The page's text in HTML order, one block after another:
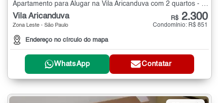
Apartamento para Alugar na Vila Aricanduva com 2 quartos - 52 m²
Vila Aricanduva
Zona Leste - São Paulo
Endereço no círculo do mapa
R$ 2.300
Condomínio: R$ 851
WhatsApp Contatar